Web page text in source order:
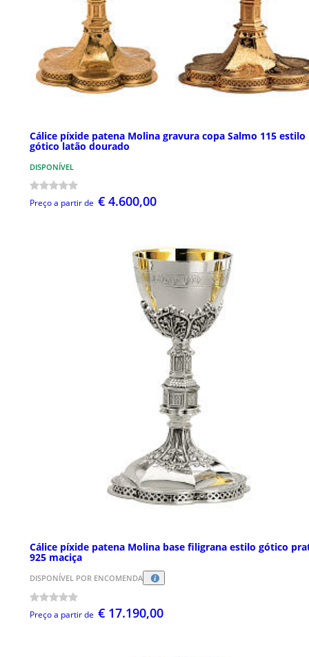
Cálice píxide patena Molina gravura copa Salmo 115 estilo
gótico latão dourado
DISPONÍVEL
Preço a partir de € 4.600,00
Cálice píxide patena Molina base filigrana estilo gótico
925 maciça
DISPONÍVEL POR ENCOMENDA
Preço a partir de € 17.190,00